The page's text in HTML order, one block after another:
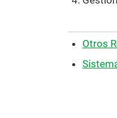
Otros